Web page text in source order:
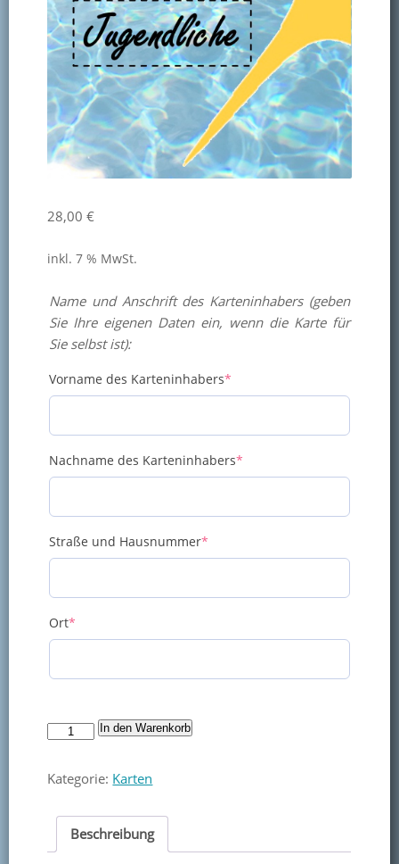
Kontakt
Mitglied werden
28,00€
inkl. 7 % MwSt.
Name und Anschrift des Karteninhabers (geben
Sie Ihre eigenen Daten ein, wenn die Karte für
Sie selbst ist):
Vorname des Karteninhabers*
Nachname des Karteninhabers*
Straße und Hausnummer*
Ort*
10er-
Jugendliche
Menge
In den Warenkorb
Kategorie: Karten
Beschreibung